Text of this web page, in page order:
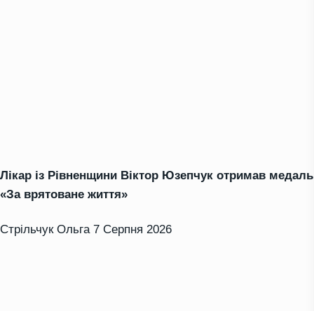
Лікар із Рівненщини Віктор Юзепчук отримав медаль
«За врятоване життя»
Стрільчук Ольга 7 Серпня 2026